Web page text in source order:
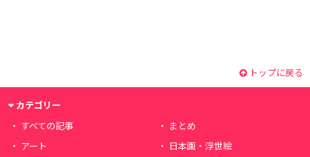
トップに戻る
カテゴリー
すべての記事
まとめ
アート
日本画・浮世絵